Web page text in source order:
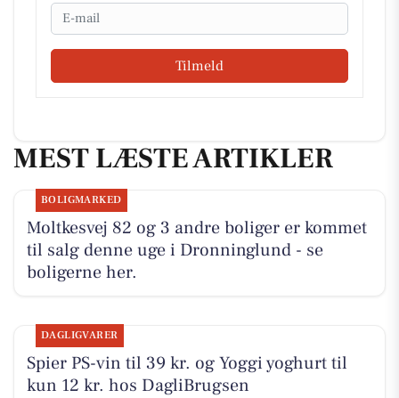
Email
Tilmeld
MEST LÆSTE ARTIKLER
BOLIGMARKED
Moltkesvej 82 og 3 andre boliger er kommet
til salg denne uge i Dronninglund - se
boligerne her.
DAGLIGVARER
Spier PS-vin til 39 kr. og Yoggi yoghurt til
kun 12 kr. hos DagliBrugsen